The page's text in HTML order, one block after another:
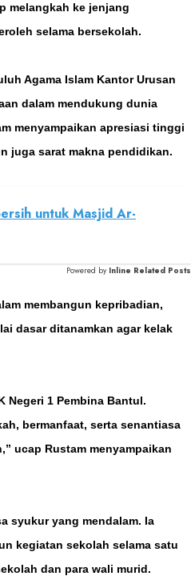
melangkah ke jenjang
selama bersekolah.
Agama Islam Kantor Urusan
dalam mendukung dunia
menyampaikan apresiasi tinggi
juga sarat makna pendidikan.
untuk Masjid Ar-
Powered by Inline Related Posts
membangun kepribadian,
dasar ditanamkan agar kelak
Negeri 1 Pembina Bantul.
bermanfaat, serta senantiasa
ucap Rustam menyampaikan
syukur yang mendalam. Ia
kegiatan sekolah selama satu
dan para wali murid.